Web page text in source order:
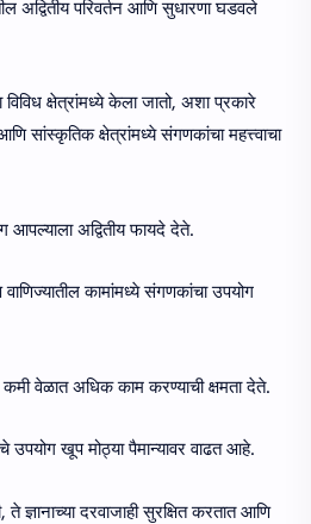
अद्वितीय परिवर्तन आणि सुधारणा घडवले
विविध क्षेत्रांमध्ये केला जातो, अशा प्रकारे
सांस्कृतिक क्षेत्रांमध्ये संगणकांचा महत्त्वाचा
अद्वितीय फायदे देते.
वाणिज्यातील कामांमध्ये संगणकांचा उपयोग
वेळात अधिक काम करण्याची क्षमता देते.
खूप मोठ्या पैमान्यावर वाढत आहे.
दरवाजाही सुरक्षित करतात आणि